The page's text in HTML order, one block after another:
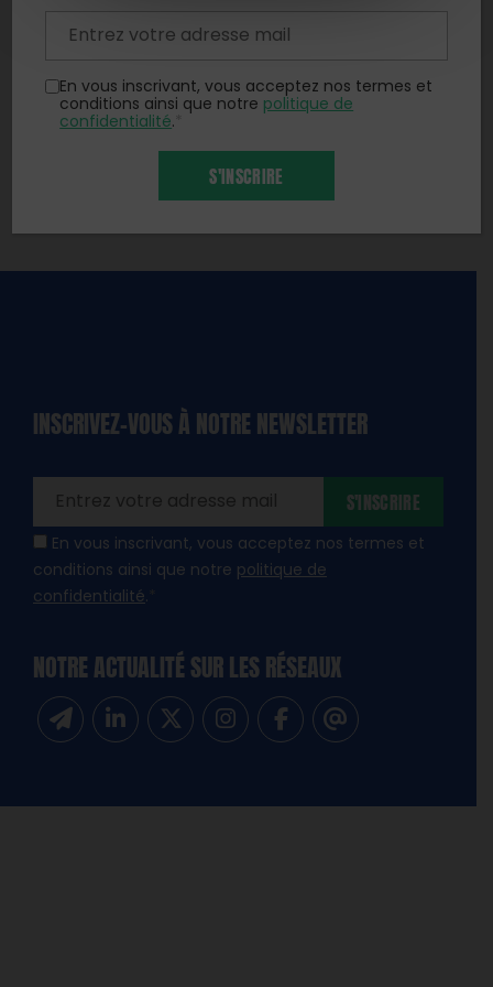
INSCRIVEZ-VOUS À NOTRE NEWSLETTER
En vous inscrivant, vous acceptez nos termes et
conditions ainsi que notre politique de
confidentialité.
S'INSCRIRE
NOTRE ACTUALITÉ SUR LES RÉSEAUX
En vous inscrivant, vous acceptez nos termes et
conditions ainsi que notre politique de
confidentialité.
S'INSCRIRE